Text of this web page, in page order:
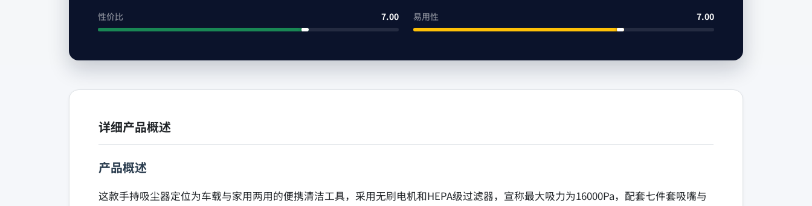
性价比 7.00 易用性 7.00
详细产品概述
产品概述
这款手持吸尘器定位为车载与家用两用的便携清洁工具，采用无刷电机和HEPA级过滤器，宣称最大吸力为16000Pa，配套七件套吸嘴与